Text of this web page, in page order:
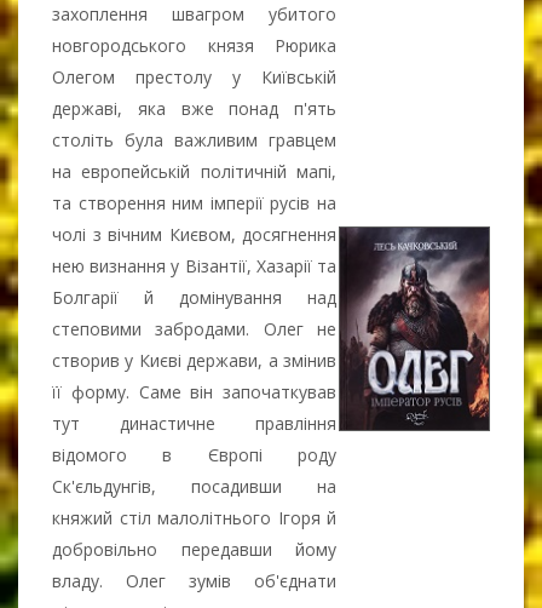
захоплення швагром убитого
новгородського князя Рюрика
Олегом престолу у Київській
державі, яка вже понад п'ять
століть була важливим гравцем
на европейській політичній мапі,
та створення ним імперії русів на
чолі з вічним Києвом, досягнення
нею визнання у Візантії, Хазарії та
Болгарії й домінування над
степовими забродами. Олег не
створив у Києві держави, а змінив
її форму. Саме він започаткував
тут династичне правління
відомого в Європі роду
Ск'єльдунгів, посадивши на
княжий стіл малолітнього Ігоря й
добровільно передавши йому
владу. Олег зумів об'єднати